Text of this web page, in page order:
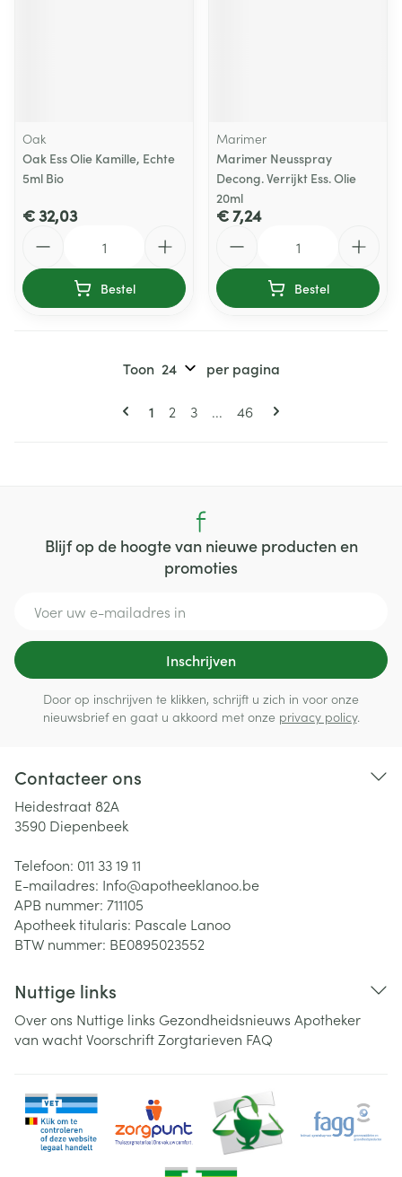
Oak
Oak Ess Olie Kamille, Echte
5ml Bio
€ 32,03
Bestel
Marimer
Marimer Neusspray
Decong. Verrijkt Ess. Olie
20ml
€ 7,24
Bestel
Pagina's
U lees momenteel pagina
1 Pagina
2 Pagina
3 ... Pagina
46
Toon per pagina
Blijf op de hoogte van nieuwe producten en
promoties
Inschrijven
Door op inschrijven te klikken, schrijft u zich in voor onze
nieuwsbrief en gaat u akkoord met onze privacy policy.
Contacteer ons
Heidestraat 82A
3590 Diepenbeek
Telefoon: 011 33 19 11
E-mailadres: Info@apotheeklanoo.be
APB nummer: 711105
Apotheek titularis: Pascale Lanoo
BTW nummer: BE0895023552
Nuttige links
Over ons Nuttige links Gezondheidsnieuws Apotheker
van wachtVoorschriftZorgtarieven FAQ